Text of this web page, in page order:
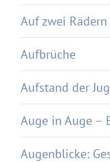
Auf zwei Rädern
Aufbrüche
Aufstand der
Auge in Auge –
Augenblicke: